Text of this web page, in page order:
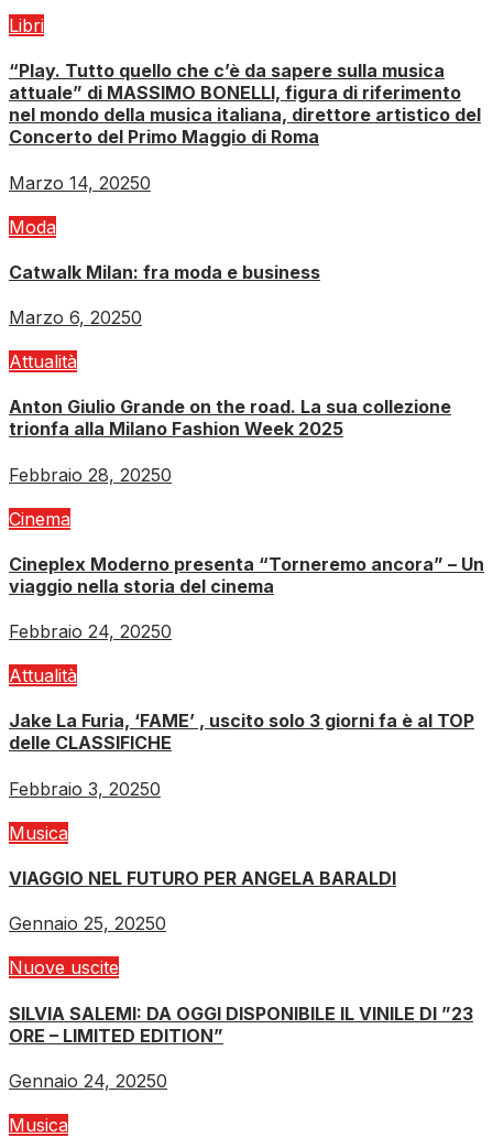
Libri
“Play. Tutto quello che c’è da sapere sulla musica
attuale” di MASSIMO BONELLI, figura di riferimento
nel mondo della musica italiana, direttore artistico del
Concerto del Primo Maggio di Roma
Marzo 14, 20250
Moda
Catwalk Milan: fra moda e business
Marzo 6, 20250
Attualità
Anton Giulio Grande on the road. La sua collezione
trionfa alla Milano Fashion Week 2025
Febbraio 28, 20250
Cinema
Cineplex Moderno presenta “Torneremo ancora” – Un
viaggio nella storia del cinema
Febbraio 24, 20250
Attualità
Jake La Furia, ‘FAME’ , uscito solo 3 giorni fa è al TOP
delle CLASSIFICHE
Febbraio 3, 20250
Musica
VIAGGIO NEL FUTURO PER ANGELA BARALDI
Gennaio 25, 20250
Nuove uscite
SILVIA SALEMI: DA OGGI DISPONIBILE IL VINILE DI ”23
ORE – LIMITED EDITION”
Gennaio 24, 20250
Musica